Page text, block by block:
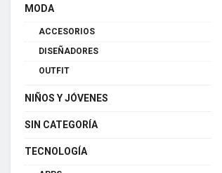
MODA
ACCESORIOS
DISEÑADORES
OUTFIT
NIÑOS Y JÓVENES
SIN CATEGORÍA
TECNOLOGÍA